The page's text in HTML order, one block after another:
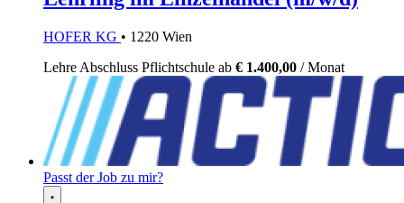
HOFER KG • 1220 Wien
Lehre Abschluss Pflichtschule ab € 1.400,00 / Monat
Passt der Job zu mir?